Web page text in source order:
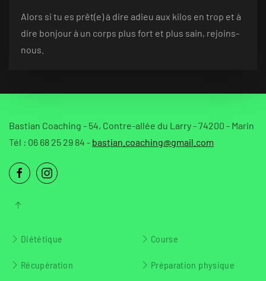
Alors si tu es prêt(e) à dire adieu aux kilos en trop et à
dire bonjour à un corps plus fort et plus sain, rejoins-
nous.
Bastian Coaching - 54, Contre-allée du Larry - 74200 - Marin
Tél : 06 68 25 29 84 - bastian.coaching@gmail.com
Diététique
Récupération
Course
Préparation physique